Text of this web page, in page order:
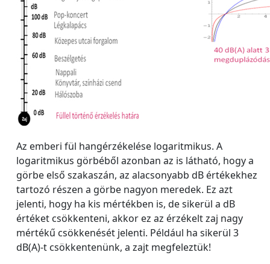
Az emberi fül hangérzékelése logaritmikus. A
logaritmikus görbéből azonban az is látható, hogy a
görbe első szakaszán, az alacsonyabb dB értékekhez
tartozó részen a görbe nagyon meredek. Ez azt
jelenti, hogy ha kis mértékben is, de sikerül a dB
értéket csökkenteni, akkor ez az érzékelt zaj nagy
mértékű csökkenését jelenti. Például ha sikerül 3
dB(A)-t csökkentenünk, a zajt megfeleztük!